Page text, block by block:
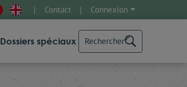
Contact Connexion
Dossiers spéciaux Rechercher